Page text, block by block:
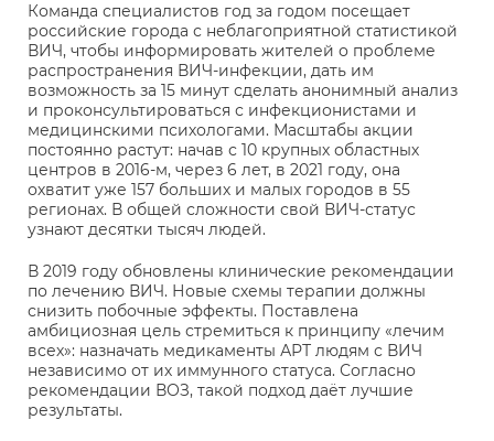
Команда специалистов год за годом посещает
российские города с неблагоприятной статистикой
ВИЧ, чтобы информировать жителей о проблеме
распространения ВИЧ-инфекции, дать им
возможность за 15 минут сделать анонимный анализ
и проконсультироваться с инфекционистами и
медицинскими психологами. Масштабы акции
постоянно растут: начав с 10 крупных областных
центров в 2016-м, через 6 лет, в 2021 году, она
охватит уже 157 больших и малых городов в 55
регионах. В общей сложности свой ВИЧ-статус
узнают десятки тысяч людей.
В 2019 году обновлены клинические рекомендации
по лечению ВИЧ. Новые схемы терапии должны
снизить побочные эффекты. Поставлена
амбициозная цель стремиться к принципу «лечим
всех»: назначать медикаменты АРТ людям с ВИЧ
независимо от их иммунного статуса. Согласно
рекомендации ВОЗ, такой подход даёт лучшие
результаты.